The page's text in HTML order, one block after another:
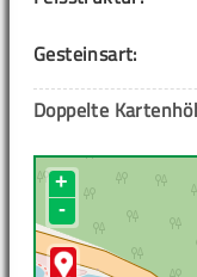
Gesteinsart:
Doppelte
+
-